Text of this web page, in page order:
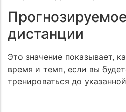
дистанции
Это значение показывает,
время и темп, если вы
тренироваться до